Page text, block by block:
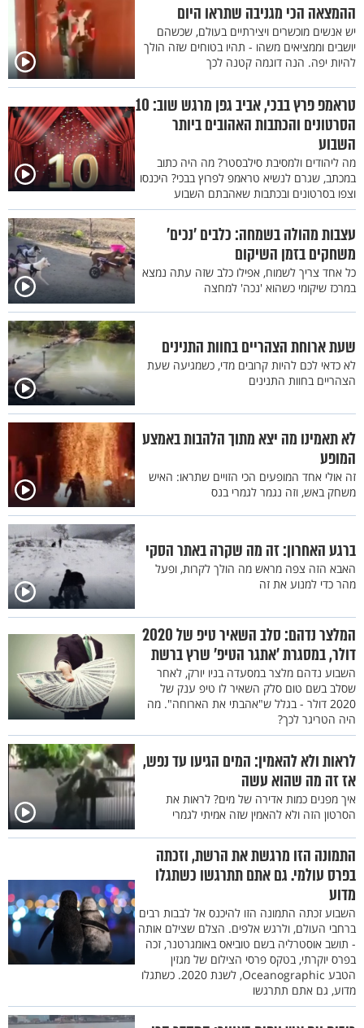
ההמצאה הכי מגניבה שתראו היום
יש אנשים מוכשרים ויצירתיים בעולם, שכשהם
יושבים וממציאים משהו - תהיו בטוחים שזה הולך
להיות יפה. הנה דוגמה קטנה לכך
טראמפ פרץ בבכי, אביב גפן מרגש שוב: 10
הסרטונים והכתבות האהובים ביותר
השבוע
מה ליהודים ולמסיבת סילבסטר? מה היה כתוב
במכתב, שגרם לנשיא טראמפ לפרוץ בבכי? היכנסו
וצפו בסרטונים ובכתבות שאהבתם השבוע
עצבות מהולה בשמחה: כלבים ’נכים’
משחקים בזמן השיקום
כל אחד צריך לשמוח, אפילו כלב שזה עתה נמצא
במרכז שיקומי כשהוא 'נכה' למחצה
שעת ארוחת הצהריים בחוות התנינים
לא כדאי לכם להיות קרובים מדי, כשמגיעה שעת
הצהריים בחוות התנינים
לא תאמינו מה יצא מתוך הלהבות באמצע
המופע
זה אולי אחד המופעים הכי הזויים שתראו: האיש
משחק באש, וזה נגמר לגמרי בנס
ברגע האחרון: זה מה שקרה באתר הסקי
האבא הזה צפה מראש מה הולך לקרות, ופעל
מהר כדי למנוע את זה
המלצר נדהם: סלב השאיר טיפ של 2020
דולר, במסגרת 'אתגר הטיפ' שרץ ברשת
השבוע נדהם מלצר במסעדה בניו יורק, לאחר
שסלב בשם טום סלק השאיר לו טיפ ענק של
2020 דולר - בגלל ש"אהבתי את הארוחה". מה
היה הטריגר לכך?
לראות ולא להאמין: המים הגיעו עד נפש,
אז זה מה שהוא עשה
איך מפנים כמות אדירה של מים? לראות את
הסרטון הזה ולא להאמין שזה אמיתי לגמרי
התמונה הזו מרגשת את הרשת, וזכתה
בפרס עולמי. גם אתם תתרגשו כשתגלו
מדוע
השבוע זכתה התמונה הזו להיכנס אל לבבות רבים
ברחבי העולם, ולרגש אלפים. הצלם שצילם אותה
- תושב אוסטרליה בשם טוביאס באומגרטנר, זכה
בפרס יוקרתי, בטקס פרסי הצילום של מגזין
הטבע Oceanographic, לשנת 2020. כשתגלו
מדוע, גם אתם תתרגשו